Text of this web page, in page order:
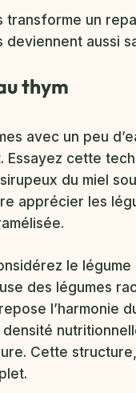
un
aussi
thym
avec un peu
Essayez cette
du miel
apprécier les
le
des légumes
l’harmonie
Cette